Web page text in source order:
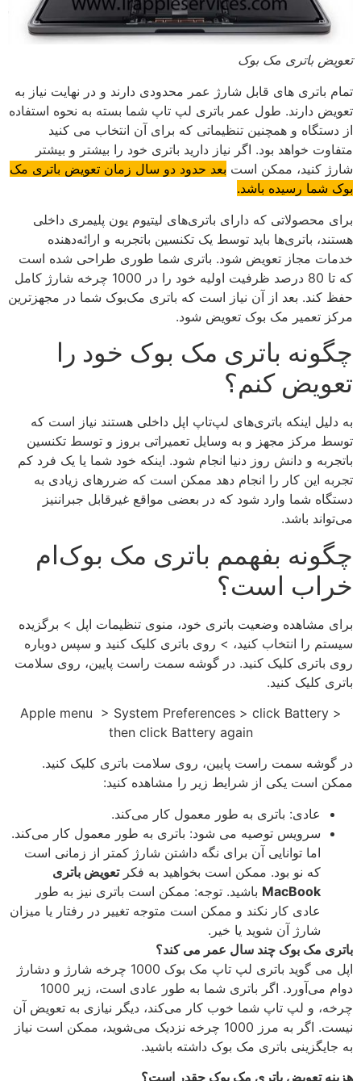
تعویض باتری مک بوک
تمام باتری های قابل شارژ عمر محدودی دارند و در نهایت نیاز به
تعویض دارند. طول عمر باتری لپ تاپ شما بسته به نحوه استفاده
از دستگاه و همچنین تنظیماتی که برای آن انتخاب می کنید
متفاوت خواهد بود. اگر نیاز دارید باتری خود را بیشتر و بیشتر
شارژ کنید، ممکن است بعد حدود دو سال زمان تعویض باتری مک
بوک شما رسیده باشد.
برای محصولاتی که دارای باتری‌های لیتیوم یون پلیمری داخلی
هستند، باتری‌ها باید توسط یک تکنسین باتجربه و ارائه‌دهنده
خدمات مجاز تعویض شود. باتری شما طوری طراحی شده است
که تا 80 درصد ظرفیت اولیه خود را در 1000 چرخه شارژ کامل
حفظ کند. بعد از آن نیاز است که باتری مک‌بوک شما در مجهزترین
مرکز تعمیر مک بوک تعویض شود.
چگونه باتری مک بوک خود را
تعویض کنم؟
به دلیل اینکه باتری‌های لپ‌تاپ اپل داخلی هستند نیاز است که
توسط مرکز مجهز و به وسایل تعمیراتی بروز و توسط تکنسین
باتجربه و دانش روز دنیا انجام شود. اینکه خود شما یا یک فرد کم
تجربه این کار را انجام دهد ممکن است که ضررهای زیادی به
دستگاه شما وارد شود که در بعضی مواقع غیرقابل جبراننیز
می‌تواند باشد.
چگونه بفهمم باتری مک بوک‌ام
خراب است؟
برای مشاهده وضعیت باتری خود، منوی تنظیمات اپل > برگزیده
سیستم را انتخاب کنید، > روی باتری کلیک کنید و سپس دوباره
روی باتری کلیک کنید. در گوشه سمت راست پایین، روی سلامت
باتری کلیک کنید.
Apple menu > System Preferences > click Battery >
then click Battery again
در گوشه سمت راست پایین، روی سلامت باتری کلیک کنید.
ممکن است یکی از شرایط زیر را مشاهده کنید:
عادی: باتری به طور معمول کار می‌کند.
سرویس توصیه می شود: باتری به طور معمول کار می‌کند.
اما توانایی آن برای نگه داشتن شارژ کمتر از زمانی است
که نو بود. ممکن است بخواهید به فکرتعویض باتری
MacBook باشید. توجه: ممکن است باتری نیز به طور
عادی کار نکند و ممکن است متوجه تغییر در رفتار یا میزان
شارژ آن شوید یا خیر.
باتری مک بوک چند سال عمر می کند؟
اپل می گوید باتری لپ تاپ مک بوک 1000 چرخه شارژ و دشارژ
دوام می‌آورد. اگر باتری شما به طور عادی است، زیر 1000
چرخه، و لپ تاپ شما خوب کار می‌کند، دیگر نیازی به تعویض آن
نیست. اگر به مرز 1000 چرخه نزدیک می‌شوید، ممکن است نیاز
به جایگزینی باتری مک بوک داشته باشید.
هزینه تعویض باتری مک بوک چقدر است؟